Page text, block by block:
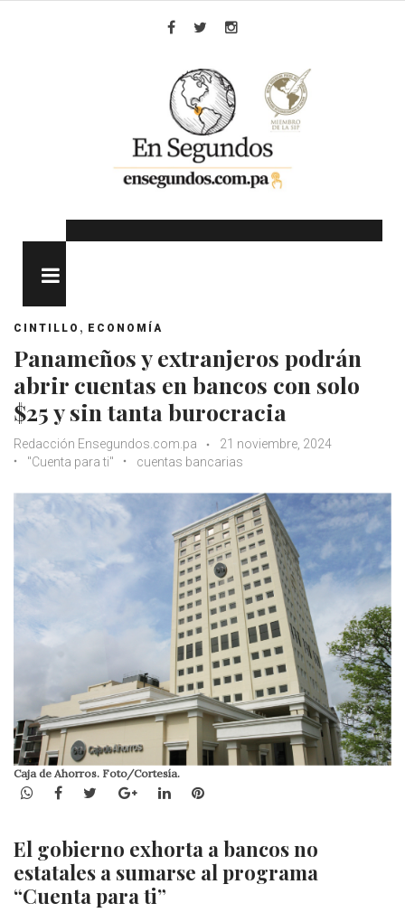
CINTILLO , ECONOMÍA
Panameños y extranjeros podrán
abrir cuentas en bancos con solo
$25 y sin tanta burocracia
Redacción Ensegundos.com.pa
21 noviembre, 2024
"Cuenta para ti"
cuentas bancarias
Caja de Ahorros. Foto/Cortesía.
WhatsApp
Facebook
TwitterGoogle+LinkedInPinterest
El gobierno exhorta a bancos no
estatales a sumarse al programa
“Cuenta para ti”